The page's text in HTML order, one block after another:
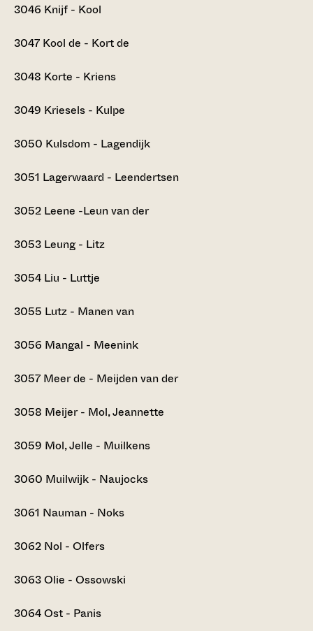
3046 Knijf - Kool
3047 Kool de - Kort de
3048 Korte - Kriens
3049 Kriesels - Kulpe
3050 Kulsdom - Lagendijk
3051 Lagerwaard - Leendertsen
3052 Leene -Leun van der
3053 Leung - Litz
3054 Liu - Luttje
3055 Lutz - Manen van
3056 Mangal - Meenink
3057 Meer de - Meijden van der
3058 Meijer - Mol, Jeannette
3059 Mol, Jelle - Muilkens
3060 Muilwijk - Naujocks
3061 Nauman - Noks
3062 Nol - Olfers
3063Olie - Ossowski
3064Ost - Panis